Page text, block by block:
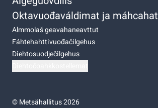
Oktavuođaváldimat ja máhcahat
Almmolaš geavahaneavttut
Fáhtehahttivuođačilgehus
Diehtosuodječilgehus
©Metsähallitus 2026